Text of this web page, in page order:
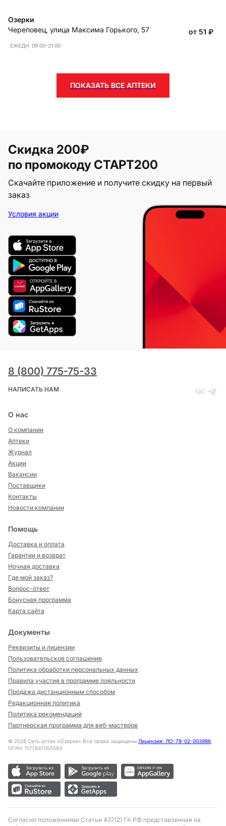
Озерки
Череповец, улица Максима Горького, 57
ЕЖЕДН. 09:00-21:00
от 51 ₽
ПОКАЗАТЬ ВСЕ АПТЕКИ
Скидка 200₽
по промокоду СТАРТ200
Скачайте приложение и получите скидку на первый
заказ
Условия акции
8 (800) 775-75-33
НАПИСАТЬ НАМ
О нас
О компании
Аптеки
Журнал
Акции
Вакансии
Поставщики
Контакты
Новости компании
Помощь
Доставка и оплата
Гарантии и возврат
Ночная доставка
Где мой заказ?
Вопрос-ответ
Бонусная программа
Карта сайта
Документы
Реквизиты и лицензии
Пользовательское соглашение
Политика обработки персональных данных
Правила участия в программе лояльности
Продажа дистанционным способом
Редакционная политика
Политика рекомендаций
Партнерская программа для веб-мастеров
© 2026 Сеть аптек «Озерки» Все права защищены Лицензия: ЛО-78-02-003986,
ОГРН: 1177847055583
Согласно положениями Статьи 437(2) ГК РФ представленная на